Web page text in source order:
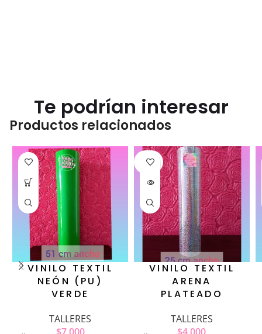
Te podrían interesar
Productos relacionados
VINILO TEXTIL
NEÓN (PU)
VERDE
TALLERES
SOLD
OUT
VINILO TEXTIL
ARENA
PLATEADO
TALLERES